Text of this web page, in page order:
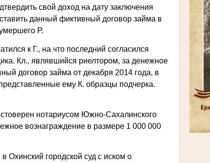
свой доход на дату заключения
данный фиктивный договор займа в
Р.
к Г., на что последний согласился
Кл., являвшийся риелтором, за денежное
договор займа от декабря 2014 года, в
ему К. образцы подчерка.
нотариусом Южно-Сахалинского
вознаграждение в размере 1 000 000
Охинский городской суд с иском о